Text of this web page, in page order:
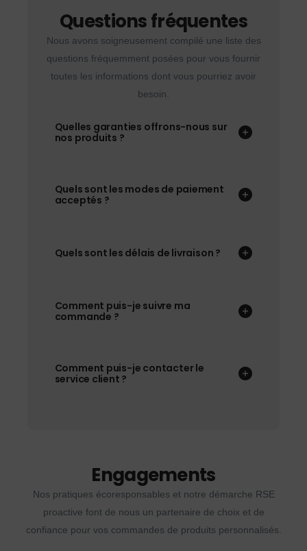
Questions fréquentes
Nous avons soigneusement compilé une liste des
questions fréquemment posées pour vous fournir
toutes les informations dont vous pourriez avoir
besoin.
Quelles garanties offrons-nous sur
nos produits ?
Quels sont les modes de paiement
acceptés ?
Quels sont les délais de livraison ?
Comment puis-je suivre ma
commande ?
Comment puis-je contacter le
service client ?
Engagements
Nos pratiques écoresponsables et notre démarche RSE
proactive font de nous un partenaire de choix et de
confiance pour vos commandes de produits personnalisés.